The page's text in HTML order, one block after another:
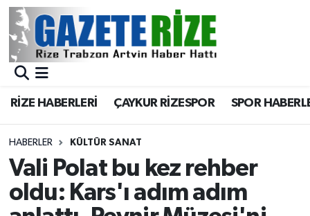
RİZE HABERLERİ ÇAYKUR RİZESPOR SPOR
HABERLER KÜLTÜR SANAT
Vali Polat bu kez rehber
oldu: Kars'ı adım adım
BÖLGEMİZ
Asayiş
Rize Jandarma Komutanlığı
Bilim Teknoloji
Merkez Nöbetçi Eczaneler
Merkez Trafik Yoğunluk Haritası
Süper Lig Puan Durumu ve Fikstür
Tüm Manşetler